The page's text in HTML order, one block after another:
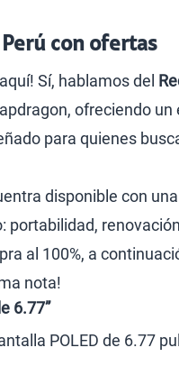
con ofertas
Sí, hablamos del
ofreciendo
para quienes
disponible con
portabilidad,
al 100%, a
nota!
6.77”
POLED de 6.77